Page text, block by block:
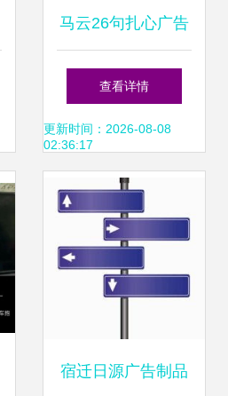
马云26句扎心广告
语引爆网络 浓缩十
年智慧，句句直抵
人心
查看详情
更新时间：2026-08-08
02:36:17
宿迁日源广告制品